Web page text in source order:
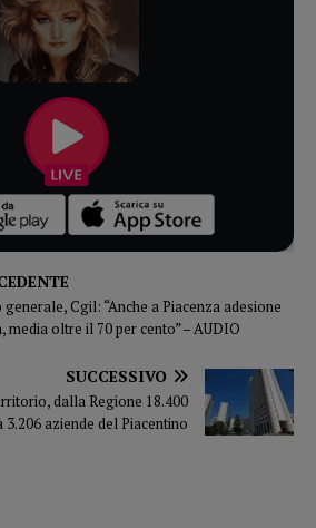
generale, Cgil: “Anche a Piacenza adesione
media oltre il 70 per cento” – AUDIO
SUCCESSIVO
dalla Regione 18.400
3.206 aziende del Piacentino